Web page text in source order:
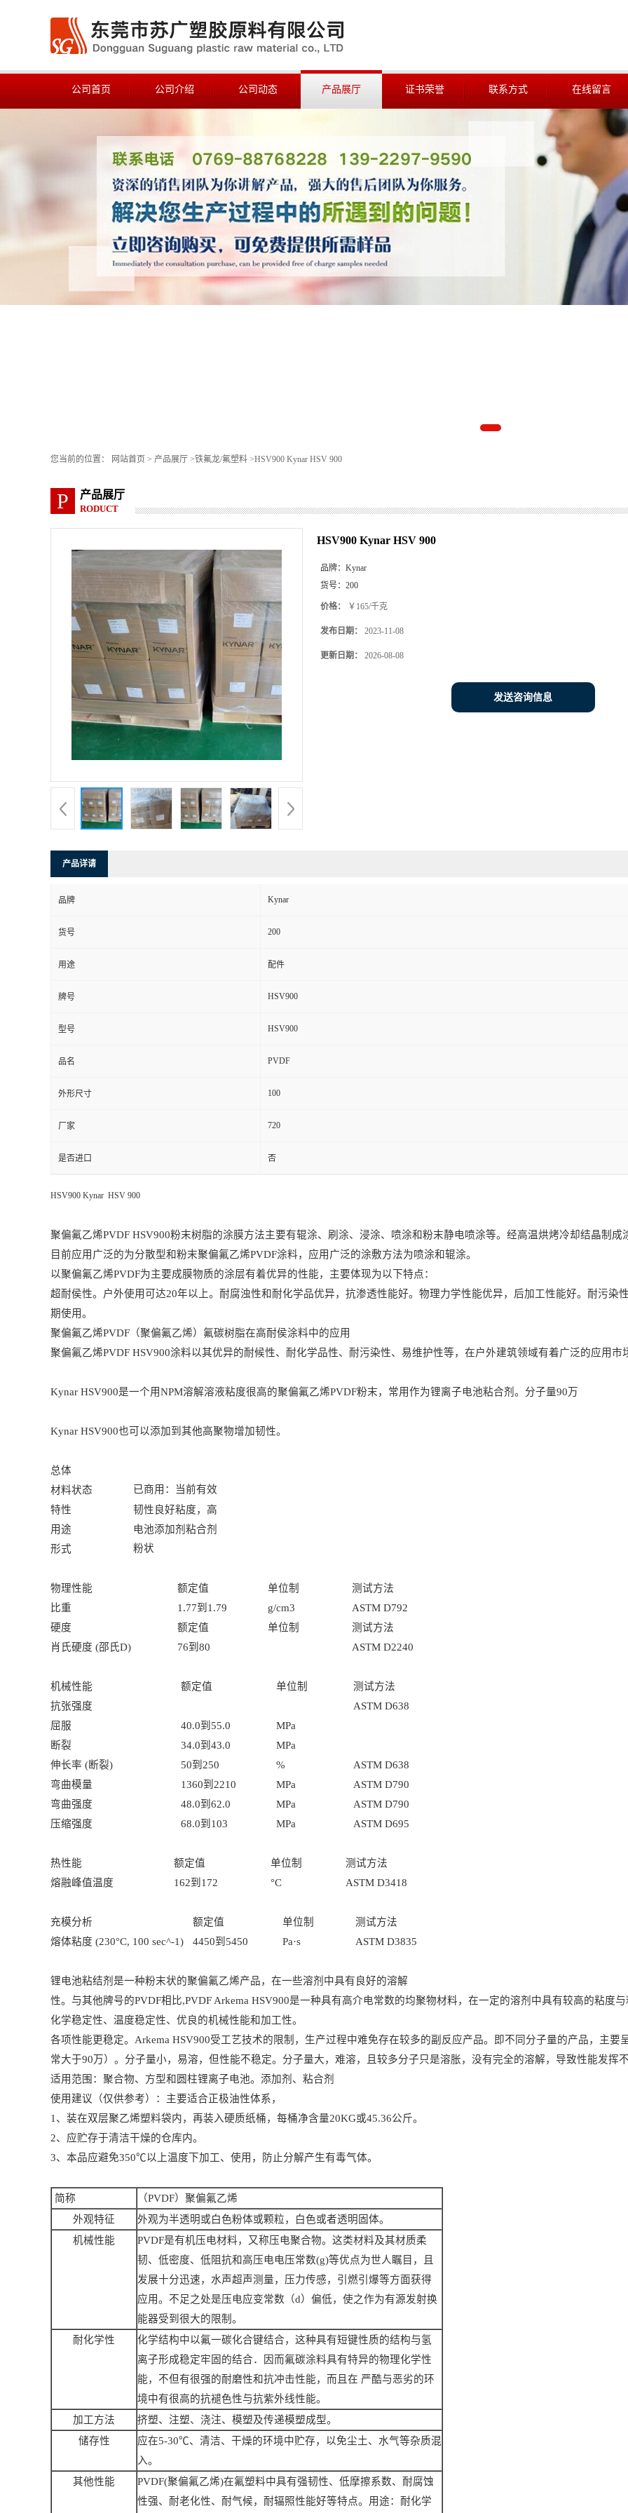
公司首页 公司介绍 公司动态 产品展厅 证书荣誉 联系方式 在线留言
您当前的位置： 网站首页 > 产品展厅 >铁氟龙/氟塑料 >HSV900 Kynar HSV 900
P 产品展厅
RODUCT
HSV900 Kynar HSV 900
品牌： Kynar
货号： 200
价格： ￥165/千克
发布日期： 2023-11-08
更新日期： 2026-08-08
发送咨询信息
产品详请
品牌 Kynar
货号 200
用途 配件
牌号 HSV900
型号 HSV900
品名 PVDF
外形尺寸 100
厂家 720
是否进口 否
HSV900 Kynar HSV 900
聚偏氟乙烯PVDF HSV900粉末树脂的涂膜方法主要有辊涂、刷涂、浸涂、喷涂和粉末静电喷涂等。经高温烘烤冷却结晶制成
目前应用广泛的为分散型和粉末聚偏氟乙烯PVDF涂料，应用广泛的涂敷方法为喷涂和辊涂。
以聚偏氟乙烯PVDF为主要成膜物质的涂层有着优异的性能，主要体现为以下特点：
超耐侯性。户外使用可达20年以上。耐腐浊性和耐化学品优异，抗渗透性能好。物理力学性能优异，后加工性能好。耐污染
期使用。
聚偏氟乙烯PVDF （聚偏氟乙烯）氟碳树脂在高耐侯涂料中的应用
聚偏氟乙烯PVDF HSV900涂料以其优异的耐候性、耐化学品性、耐污染性、易维护性等，在户外建筑领域有着广泛的应用市
Kynar HSV900是一个用NPM溶解溶液粘度很高的聚偏氟乙烯PVDF粉末，常用作为锂离子电池粘合剂。分子量90 万
Kynar HSV900也可以添加到其他高聚物增加韧性。
总体
材料状态
已商用：当前有效
特性
韧性良好粘度，高
用途
电池添加剂粘合剂
形式
粉状
物理性能 额定值 单位制
测试方法
比重
1.77到 1.79 g/cm3
ASTM D792
硬度
额定值 单位制
测试方法
肖氏硬度 (邵氏D) 76到 80 ASTM D2240
机械性能 额定值 单位制
测试方法
抗张强度
ASTM D638
屈服
40.0到 55.0
MPa
断裂
34.0到 43.0
MPa
伸长率 (断裂) 50到 250 %
ASTM D638
弯曲模量
1360到 2210 MPa
ASTM D790
弯曲强度
48.0到 62.0 MPa
ASTM D790
压缩强度
68.0到 103 MPa ASTM D695
热性能 额定值 单位制
测试方法
熔融峰值温度
162到 172 °C ASTM D3418
充模分析 额定值 单位制
测试方法
熔体粘度 (230°C, 100 sec^-1) 4450到 5450 Pa·s ASTM D3835
锂电池粘结剂是一种粉末状的聚偏氟乙烯产品，在一些溶剂中具有良好的溶解
性。与其他牌号的PVDF相比,PVDF Arkema HSV900是一种具有高介电常数的均聚物材料，在一定的溶剂中具有较高的粘度
化学稳定性、温度稳定性、优良的机械性能和加工性。
各项性能更稳定。 Arkema HSV900受工艺技术的限制，生产过程中难免存在较多的副反应产品。即不同分子量的产品，主
常大于90 万）。分子量小，易溶，但性能不稳定。分子量大，难溶，且较多分子只是溶胀，没有完全的溶解，导致性能发挥
适用范围：聚合物、方型和圆柱锂离子电池。添加剂、粘合剂
使用建议（仅供参考）：主要适合正极油性体系，
1 、装在双层聚乙烯塑料袋内，再装入硬质纸桶，每桶净含量20KG或45.36公斤。
2、应贮存于清洁干燥的仓库内。
3、本品应避免350℃以上温度下加工、使用，防止分解产生有毒气体。
简称 （PVDF）聚偏氟乙烯
外观特征
外观为半透明或白色粉体或颗粒，白色或者透明固体。
机械性能
PVDF是有机压电材料，又称压电聚合物。这类材料及其材质柔
韧、低密度、低阻抗和高压电电压常数(g)等优点为世人瞩目，且
发展十分迅速，水声超声测量，压力传感，引燃引爆等方面获得
应用。不足之处是压电应变常数（d）偏低，使之作为有源发射换
能器受到很大的限制。
耐化学性
化学结构中以氟一碳化合键结合，这种具有短键性质的结构与氢
离子形成稳定牢固的结合．因而氟碳涂料具有特异的物理化学性
能，不但有很强的耐磨性和抗冲击性能，而且在 严酷与恶劣的环
境中有很高的抗褪色性与抗紫外线性能。
加工方法
挤塑、注塑、浇注、模塑及传递模塑成型。
储存性
应在5-30℃、清洁、干燥的环境中贮存，以免尘土、水气等杂质混
入。
其他性能
PVDF(聚偏氟乙烯)在氟塑料中具有强韧性、低摩擦系数、耐腐蚀
性强、耐老化性、耐气候，耐辐照性能好等特点。用途：耐化学